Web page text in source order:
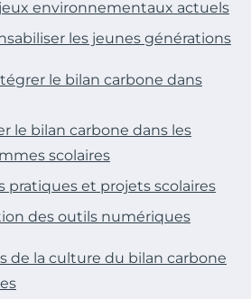
environnementaux actuels
les jeunes générations
le bilan carbone dans
le bilan carbone dans les
scolaires
pratiques et projets scolaires
des outils numériques
de la culture du bilan carbone